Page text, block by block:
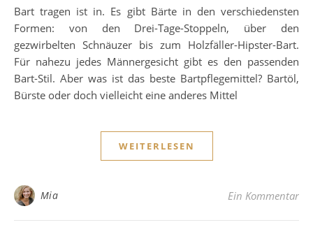
Bart tragen ist in. Es gibt Bärte in den verschiedensten
Formen: von den Drei-Tage-Stoppeln, über den
gezwirbelten Schnäuzer bis zum Holzfäller-Hipster-Bart.
Für nahezu jedes Männergesicht gibt es den passenden
Bart-Stil. Aber was ist das beste Bartpflegemittel? Bartöl,
Bürste oder doch vielleicht eine anderes Mittel
WEITERLESEN
Mia Ein Kommentar